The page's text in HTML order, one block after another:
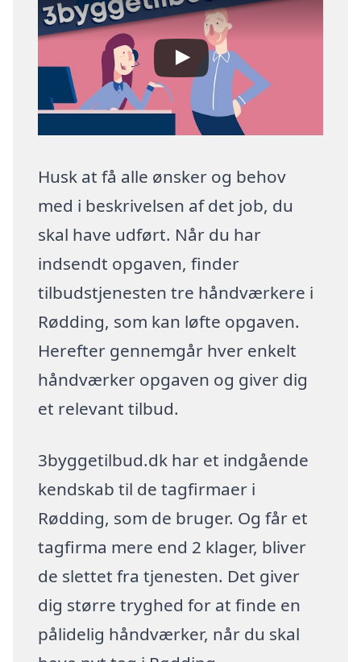
Husk at få alle ønsker og behov
med i beskrivelsen af det job, du
skal have udført. Når du har
indsendt opgaven, finder
tilbudstjenesten tre håndværkere i
Rødding, som kan løfte opgaven.
Herefter gennemgår hver enkelt
håndværker opgaven og giver dig
et relevant tilbud.
3byggetilbud.dk har et indgående
kendskab til de tagfirmaer i
Rødding, som de bruger. Og får et
tagfirma mere end 2 klager, bliver
de slettet fra tjenesten. Det giver
dig større tryghed for at finde en
pålidelig håndværker, når du skal